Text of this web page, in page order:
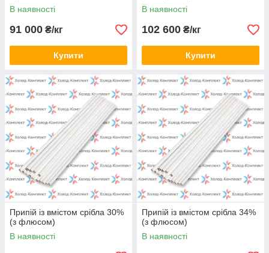
В наявності
91 000 ₴/кг
Купити
В наявності
102 600 ₴/кг
Купити
Припій із вмістом срібла 30%
(з флюсом)
В наявності
Припій із вмістом срібла 34%
(з флюсом)
В наявності